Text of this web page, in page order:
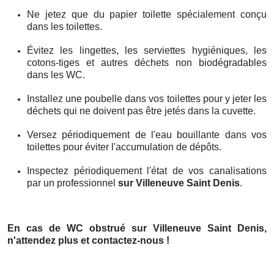
Ne jetez que du papier toilette spécialement conçu
dans les toilettes.
Évitez les lingettes, les serviettes hygiéniques, les
cotons-tiges et autres déchets non biodégradables
dans les WC.
Installez une poubelle dans vos toilettes pour y jeter les
déchets qui ne doivent pas être jetés dans la cuvette.
Versez périodiquement de l'eau bouillante dans vos
toilettes pour éviter l'accumulation de dépôts.
Inspectez périodiquement l'état de vos canalisations
par un professionnel sur Villeneuve Saint Denis.
En cas de WC obstrué sur Villeneuve Saint Denis,
n'attendez plus et contactez-nous !